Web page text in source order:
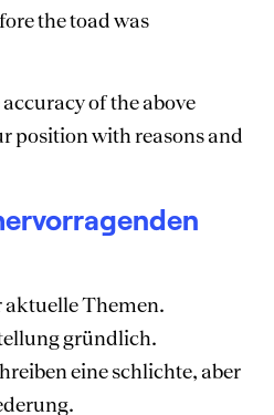
the toad was
of the above
position with reasons and
Themen.
gründlich.
eine schlichte, aber